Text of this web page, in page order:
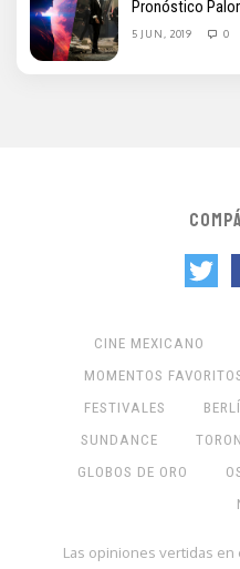
Pronóstico
5 JUN, 2019 0
CINE MEXICANO
MOMENTOS
FESTIVALES
SUNDANCE
GLOBOS DE ORO
Las opiniones vertidas